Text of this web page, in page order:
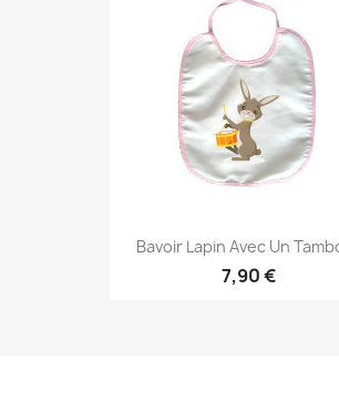
Bavoir Lapin Avec Un
7,90 €